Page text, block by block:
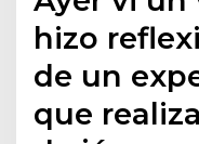
hizo
de un
que